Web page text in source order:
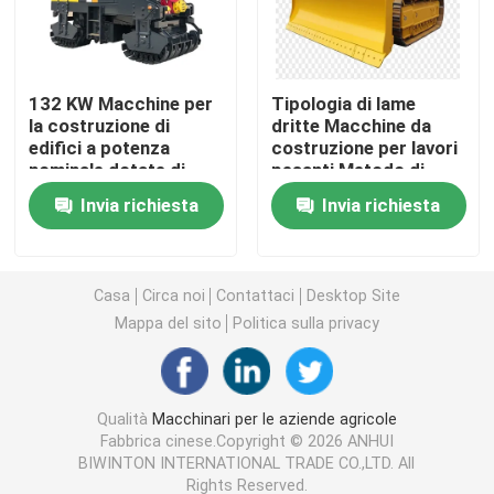
Macchine per apparecchiature di pulizia
Macchine per imballaggio industriale
Macchine per la costruzione
Attrezzature di soccorso di emergenza
Motori elettrici industriali
Cuscinetti a rulli sferici
132 KW Macchine per
la costruzione di
edifici a potenza
nominale dotate di
ciclo di stampaggio
10-12s e larghezza di
fresatura di 1000 mm
Invia richiesta
Tipologia di lame
dritte Macchine da
costruzione per lavori
pesanti Metodo di
pressione idraulica
Attrezzature durevoli
per progetti su larga
Invia richiesta
Casa Circa noi Contattaci
Desktop Site
Mappa del sito
Politica sulla privacy
Qualità Macchinari per le aziende agricole
Fabbrica cinese.Copyright © 2026 ANHUI
BIWINTON INTERNATIONAL TRADE CO.,LTD. All
Rights Reserved.